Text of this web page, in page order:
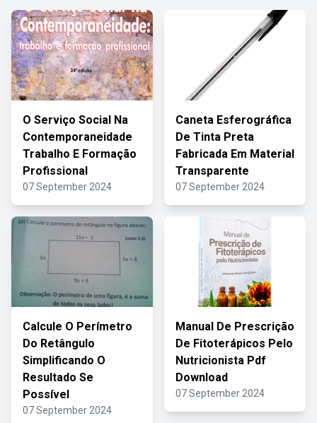
O Serviço Social Na
Contemporaneidade
Trabalho E Formação
Profissional
07 September 2024
Caneta Esferográfica
De Tinta Preta
Fabricada Em Material
Transparente
07 September 2024
Calcule O Perímetro
Do Retângulo
Simplificando O
Resultado Se
Possível
07 September 2024
Manual De Prescrição
De Fitoterápicos Pelo
Nutricionista Pdf
Download
07 September 2024